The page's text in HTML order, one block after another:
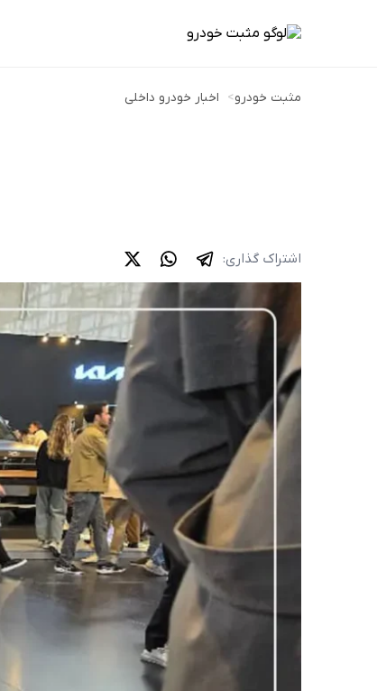
مثبت خودرو> اخبار خودرو داخلی
اشتراک گذاری: